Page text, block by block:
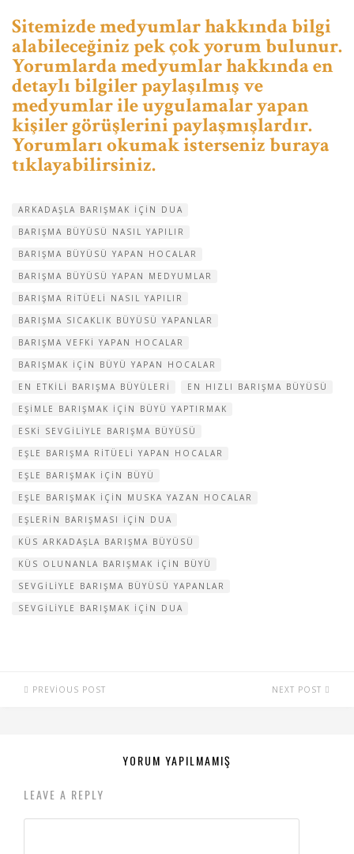
Sitemizde medyumlar hakkında bilgi
alabileceğiniz pek çok yorum bulunur.
Yorumlarda medyumlar hakkında en
detaylı bilgiler paylaşılmış ve
medyumlar ile uygulamalar yapan
kişiler görüşlerini paylaşmışlardır.
Yorumları okumak isterseniz buraya
tıklayabilirsiniz.
ARKADAŞLA BARIŞMAK IÇIN DUA
BARIŞMA BÜYÜSÜ NASIL YAPILIR
BARIŞMA BÜYÜSÜ YAPAN HOCALAR
BARIŞMA BÜYÜSÜ YAPAN MEDYUMLAR
BARIŞMA RITÜELI NASIL YAPILIR
BARIŞMA SICAKLIK BÜYÜSÜ YAPANLAR
BARIŞMA VEFKI YAPAN HOCALAR
BARIŞMAK IÇIN BÜYÜ YAPAN HOCALAR
EN ETKILI BARIŞMA BÜYÜLERI
EN HIZLI BARIŞMA BÜYÜSÜ
EŞIMLE BARIŞMAK IÇIN BÜYÜ YAPTIRMAK
ESKI SEVGILIYLE BARIŞMA BÜYÜSÜ
EŞLE BARIŞMA RITÜELI YAPAN HOCALAR
EŞLE BARIŞMAK IÇIN BÜYÜ
EŞLE BARIŞMAK IÇIN MUSKA YAZAN HOCALAR
EŞLERIN BARIŞMASI IÇIN DUA
KÜS ARKADAŞLA BARIŞMA BÜYÜSÜ
KÜS OLUNANLA BARIŞMAK IÇIN BÜYÜ
SEVGILIYLE BARIŞMA BÜYÜSÜ YAPANLAR
SEVGILIYLE BARIŞMAK IÇIN DUA
PREVIOUS POST NEXT POST
YORUM YAPILMAMIŞ
LEAVE A REPLY